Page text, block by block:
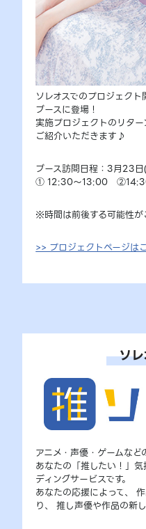
ソレオスでのプロジェク
ブースに登場！
実施プロジェクトのリタ
ご紹介いただきます♪
ブース訪問日程：3月23
① 12:30～13:00
※時間は前後する可能性が
>> プロジェクトページは
ソ
アニメ・声優・ゲームな
あなたの「推したい！」
ディングサービスです。
あなたの応援によって、
り、 推し声優や作品の新